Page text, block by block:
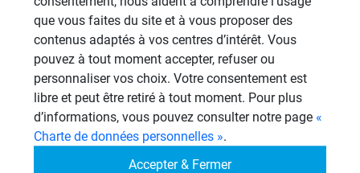
Le mastic PU s'utilise pour le collage et
l'assemblage des panneaux. Les jonctions
des panneaux se font avec la bande
étanche.
Pas de fixation mécanique si un ragréage a
été fait sur le support bois;
que vous faites du site et à vous proposer des
contenus adaptés à vos centres d’intérêt. Vous
pouvez à tout moment accepter, refuser ou
personnaliser vos choix. Votre consentement est
libre et peut être retiré à tout moment. Pour plus
d’informations, vous pouvez consulter notre page «
Charte de données personnelles ».
Accepter & Fermer